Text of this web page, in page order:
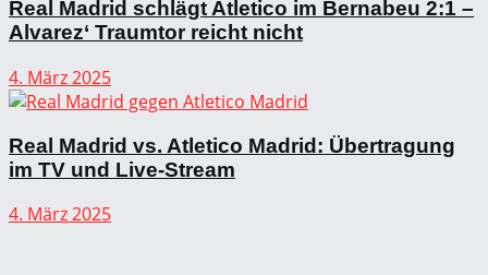
Real Madrid schlägt Atletico im Bernabeu 2:1 –
Alvarez‘ Traumtor reicht nicht
4. März 2025
Real Madrid vs. Atletico Madrid: Übertragung
im TV und Live-Stream
4. März 2025